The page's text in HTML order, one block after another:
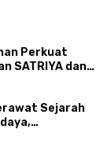
Perkuat
SATRIYA dan
Sejarah